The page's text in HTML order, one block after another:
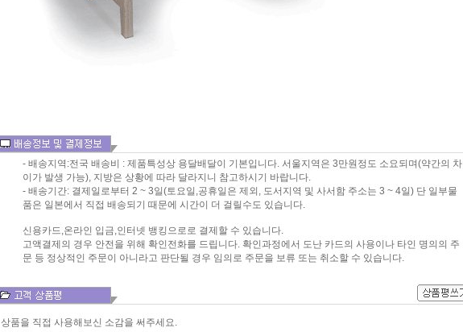
- 배송지역:전국 배송비 : 제품특성상 용달배달이 기본입니다. 서울지역은 3만원정도 소요되며(약간의 차
이가 발생 가능), 지방은 상황에 따라 달라지니 참고하시기 바랍니다.
- 배송기간: 결제일로부터 2 ~ 3일(토요일,공휴일은 제외, 도서지역 및 사서함 주소는 3 ~ 4일) 단 일부물
품은 일본에서 직접 배송되기 때문에 시간이 더 걸릴수도 있습니다.
신용카드,온라인 입금,인터넷 뱅킹으로로 결제할 수 있습니다.
고액결제의 경우 안전을 위해 확인전화를 드립니다. 확인과정에서 도난 카드의 사용이나 타인 명의의 주
문 등 정상적인 주문이 아니라고 판단될 경우 임의로 주문을 보류 또는 취소할 수 있습니다.
상품을 직접 사용해보신 소감을 써주세요.